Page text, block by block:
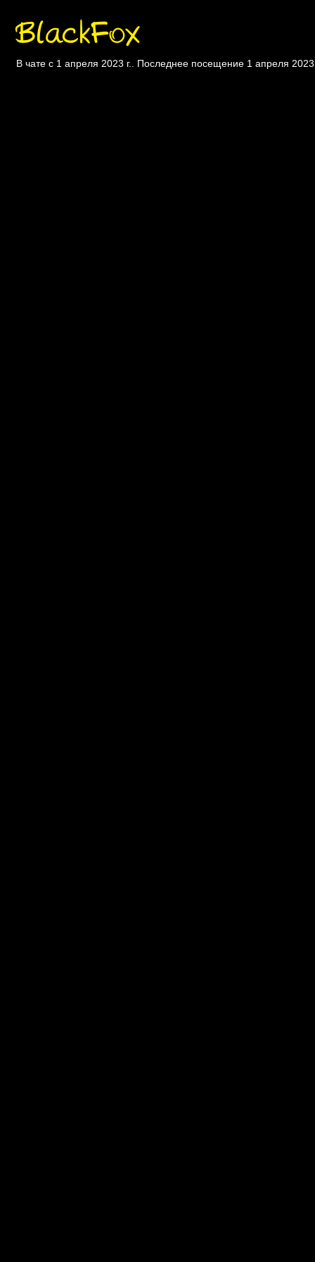
BlackFox
В чате с 1 апреля 2023 г.. Последнее посещение 1 апреля 2023